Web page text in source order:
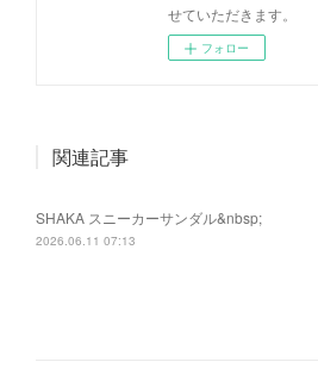
せていただきます。
フォロー
関連記事
SHAKA スニーカーサンダル&nbsp;
2026.06.11 07:13